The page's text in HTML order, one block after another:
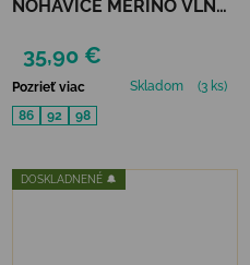
NOHAVICE MERINO VLNA
DENVER
35,90 €
Pozrieť viac Skladom
(3 ks)
86
92 98
DOSKLADNENÉ 🔔